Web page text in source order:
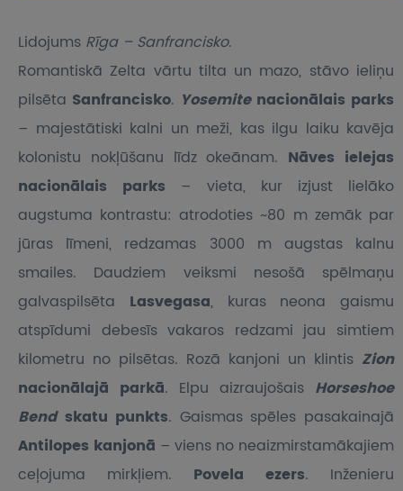
Lidojums Rīga – Sanfrancisko.
Romantiskā Zelta vārtu tilta un mazo, stāvo ieliņu
pilsēta Sanfrancisko. Yosemite nacionālais parks
– majestātiski kalni un meži, kas ilgu laiku kavēja
kolonistu nokļūšanu līdz okeānam. Nāves ielejas
nacionālais parks – vieta, kur izjust lielāko
augstuma kontrastu: atrodoties ~80 m zemāk par
jūras līmeni, redzamas 3000 m augstas kalnu
smailes. Daudziem veiksmi nesošā spēlmaņu
galvaspilsēta Lasvegasa, kuras neona gaismu
atspīdumi debesīs vakaros redzami jau simtiem
kilometru no pilsētas. Rozā kanjoni un klintis Zion
nacionālajā parkā. Elpu aizraujošais Horseshoe
Bendskatu punkts. Gaismas spēles pasakainajā
Antilopes kanjonā – viens no neaizmirstamākajiem
ceļojuma mirkļiem. Povela ezers. Inženieru